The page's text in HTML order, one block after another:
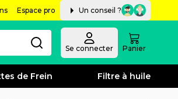
Espace pro Un conseil ?
Se connecter Panier
de Frein Filtre à huile